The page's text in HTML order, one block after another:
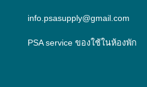
info.psasupply@gmail.com
PSA service ของใช้ในห้องพัก